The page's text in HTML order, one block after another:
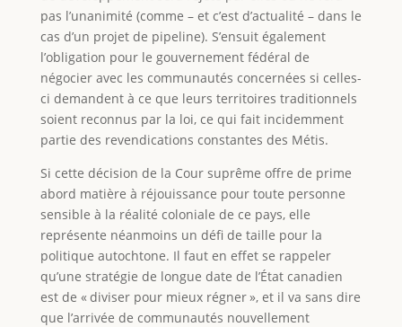
pas l’unanimité (comme – et c’est d’actualité – dans le
cas d’un projet de pipeline). S’ensuit également
l’obligation pour le gouvernement fédéral de
négocier avec les communautés concernées si celles-
ci demandent à ce que leurs territoires traditionnels
soient reconnus par la loi, ce qui fait incidemment
partie des revendications constantes des Métis.
Si cette décision de la Cour suprême offre de prime
abord matière à réjouissance pour toute personne
sensible à la réalité coloniale de ce pays, elle
représente néanmoins un défi de taille pour la
politique autochtone. Il faut en effet se rappeler
qu’une stratégie de longue date de l’État canadien
est de « diviser pour mieux régner », et il va sans dire
que l’arrivée de communautés nouvellement